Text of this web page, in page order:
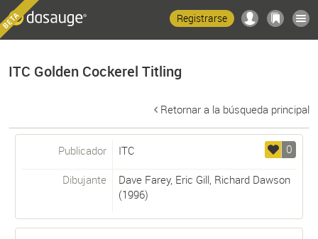
Registrarse
ITC Golden Cockerel Titling
Retornar a la búsqueda principal
0
Publicador ITC
Dibujante Dave Farey, Eric Gill, Richard Dawson
(1996)